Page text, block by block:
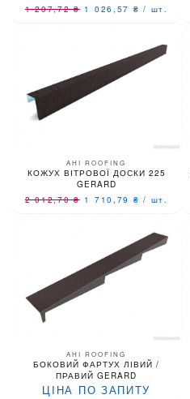
1 207,72₴ 1 026,57 ₴ / шт.
AHI ROOFING
КОЖУХ ВІТРОВОЇ ДОСКИ 225
GERARD
2 012,70₴ 1 710,79 ₴ / шт.
AHI ROOFING
БОКОВИЙ ФАРТУХ ЛІВИЙ /
ПРАВИЙ GERARD
ЦІНА ПО ЗАПИТУ